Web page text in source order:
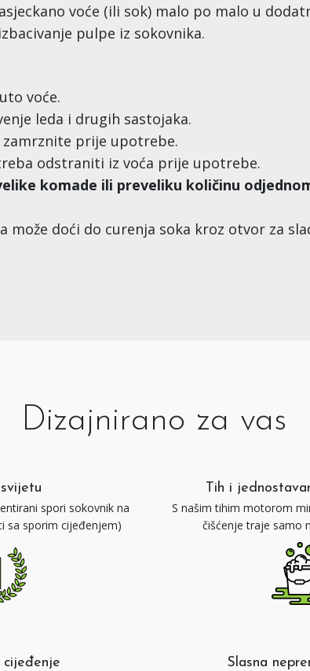
voće (ili sok) malo po malo u
pulpe iz sokovnika.
voće.
leda i drugih sastojaka.
zamrznite prije upotrebe.
odstraniti iz voća prije upotrebe.
komade ili preveliku količinu
može doći do curenja soka kroz otvor za
Dizajnirano za vas
spori sokovnik na
sa sporim cijeđenjem)
Tih i
S našim tihim motorom
čišćenje traje samo
cijeđenje
Slasna